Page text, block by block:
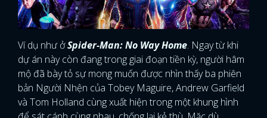
Ví dụ như ởSpider-Man: No Way Home. Ngay từ khi
dự án này còn đang trong giai đoạn tiền kỳ, người hâm
mộ đã bày tỏ sự mong muốn được nhìn thấy ba phiên
bản Người Nhện của Tobey Maguire, Andrew Garfield
và Tom Holland cùng xuất hiện trong một khung hình